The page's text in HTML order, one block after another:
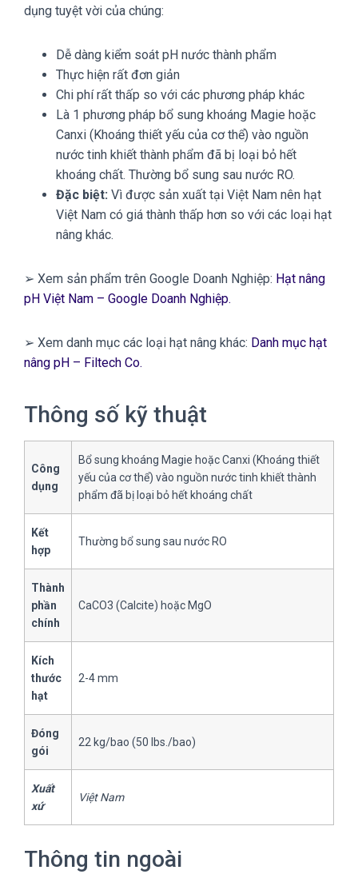
dụng tuyệt vời của chúng:
Dễ dàng kiểm soát pH nước thành phẩm
Thực hiện rất đơn giản
Chi phí rất thấp so với các phương pháp khác
Là 1 phương pháp bổ sung khoáng Magie hoặc
Canxi (Khoáng thiết yếu của cơ thể) vào nguồn
nước tinh khiết thành phẩm đã bị loại bỏ hết
khoáng chất. Thường bổ sung sau nước RO.
Đặc biệt: Vì được sản xuất tại Việt Nam nên hạt
Việt Nam có giá thành thấp hơn so với các loại hạt
nâng khác.
➢ Xem sản phẩm trên Google Doanh Nghiệp: Hạt nâng
pH Việt Nam – Google Doanh Nghiệp.
➢ Xem danh mục các loại hạt nâng khác: Danh mục hạt
nâng pH – Filtech Co.
Thông số kỹ thuật
Công
dụng
Bổ sung khoáng Magie hoặc Canxi (Khoáng thiết
yếu của cơ thể) vào nguồn nước tinh khiết thành
phẩm đã bị loại bỏ hết khoáng chất
Kết
hợp
Thường bổ sung sau nước RO
Thành
phần
chính
CaCO3 (Calcite) hoặc MgO
Kích
thước
hạt
2-4 mm
Đóng
gói
22 kg/bao (50 lbs./bao)
Xuất
xứ
Việt Nam
Thông tin ngoài